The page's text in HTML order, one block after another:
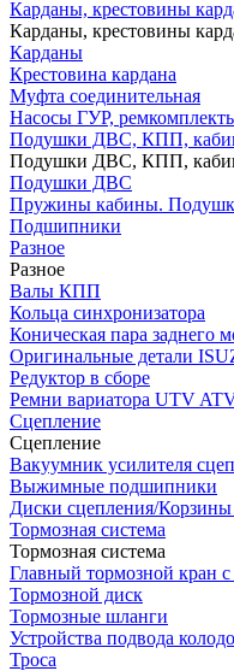
Карданы, крестовины
Карданы, крестовины
Карданы
Крестовина кардана
Муфта соединительная
Насосы ГУР,
Подушки ДВС, КПП,
Подушки ДВС, КПП,
Подушки ДВС
Пружины кабины.
Подшипники
Разное
Разное
Валы КПП
Кольца синхронизатора
Коническая пара заднего
Оригинальные детали
Редуктор в сборе
Ремни вариатора UTV
Сцепление
Сцепление
Вакуумник усилителя
Выжимные подшипники
Диски сцепления/Корзины
Тормозная система
Тормозная система
Главный тормозной кран
Тормозной диск
Тормозные шланги
Устройства подвода
Троса